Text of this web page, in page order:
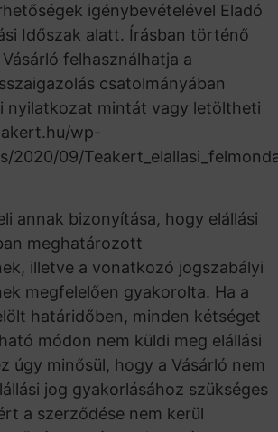
igénybevételével Eladó
Időszak alatt. Írásban történő
felhasználhatja a
csatolmányában
nyilatkozat mintát vagy letöltheti
wp-
2020/09/
annak bizonyítása, hogy elállási
meghatározott
illetve a vonatkozó jogszabályi
megfelelően gyakorolta. Ha a
határidőben, minden kétséget
módon nem küldi meg elállási
úgy minősül, hogy a Vásárló nem
jog gyakorlásához szükséges
a szerződése nem kerül